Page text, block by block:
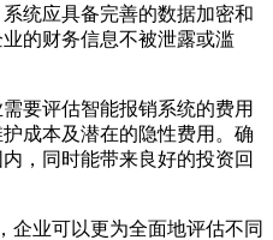
统应具备完善的数据加密和
的财务信息不被泄露或滥
需要评估智能报销系统的费用
成本及潜在的隐性费用。确
，同时能带来良好的投资回
企业可以更为全面地评估不同